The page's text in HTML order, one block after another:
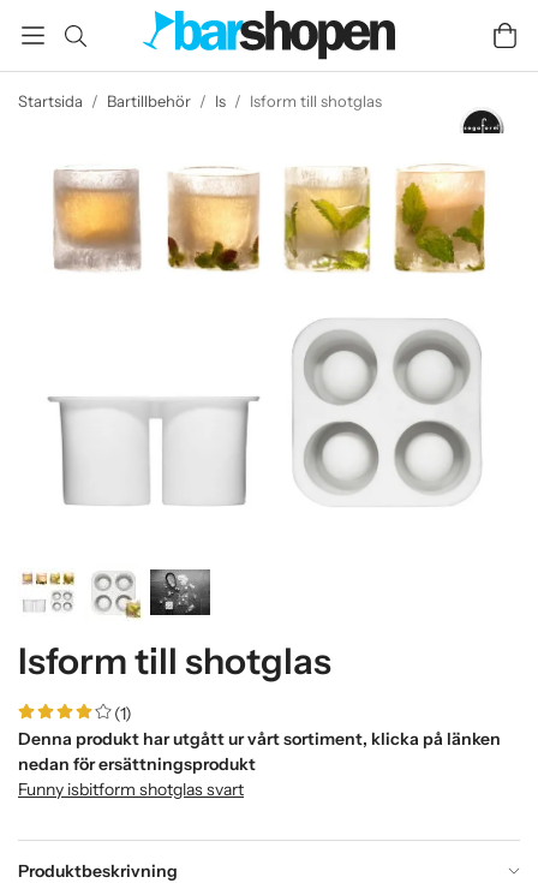
Startsida / Bartillbehör / Is / Isform till shotglas
Isform till shotglas
(1)
Denna produkt har utgått ur vårt sortiment, klicka på länken
nedan för ersättningsprodukt
Funny isbitform shotglas svart
Produktbeskrivning